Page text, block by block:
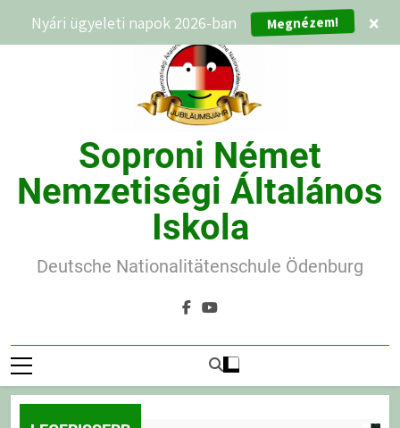
Soproni Német
Nemzetiségi Általános
Iskola
Deutsche Nationalitätenschule Ödenburg
Nyári ügyeleti napok 2026-ban Megnézem! ×